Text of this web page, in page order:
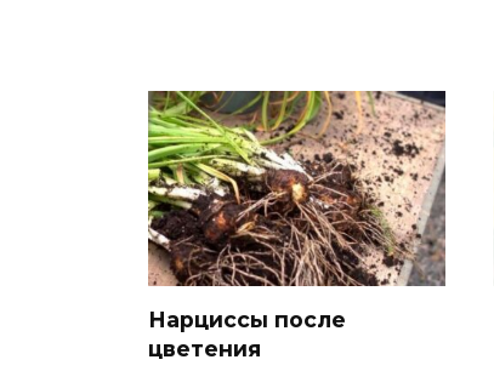
Нарциссы после
цветения